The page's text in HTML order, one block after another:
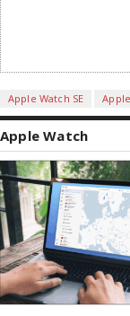
Apple Watch SE
Apple Watch